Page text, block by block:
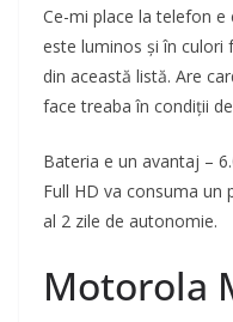
Ce-mi place la telefon e
este luminos și în culori
din această listă. Are
face treaba în condiții
Bateria e un avantaj –
Full HD va consuma un
al 2 zile de autonomie.
Motorola